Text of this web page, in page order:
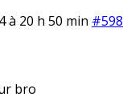
à 20 h 50 min
bro